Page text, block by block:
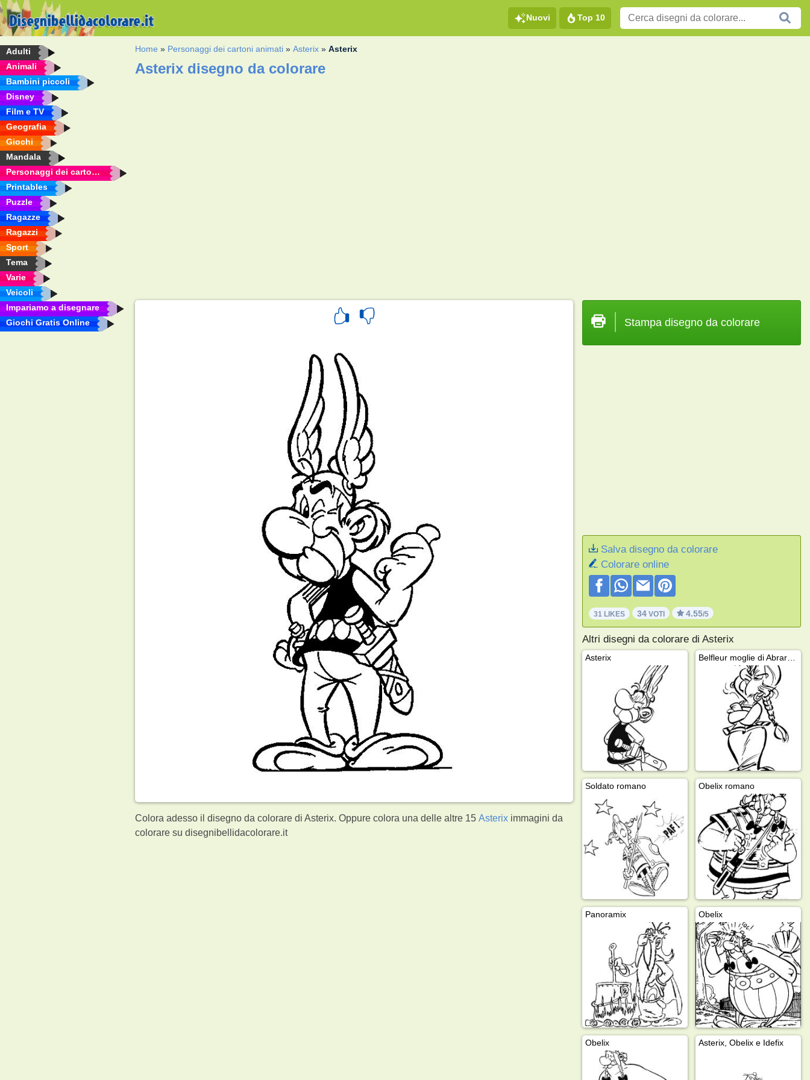
Nuovi Top 10
Adulti
Animali
Bambini piccoli
Disney
Film e TV
Geografia
Giochi
Mandala
Personaggi dei cartoni animati
Printables
Puzzle
Ragazze
Ragazzi
Sport
Tema
Varie
Veicoli
Impariamo a disegnare
Giochi Gratis Online
Home » Personaggi dei cartoni animati »Asterix »Asterix
Asterix disegno da colorare
Colora adesso il disegno da colorare di Asterix. Oppure colora una delle altre 15Asterix immagini da
colorare su disegnibellidacolorare.it
Stampa disegno da colorare
Salva disegno da colorare
Colorare online
31 LIKES 34VOTI 4.55/5
Altri disegni da colorare di Asterix
Asterix Belfleur moglie di Abraracourcix
Soldato romano Obelix romano
Panoramix Obelix
Obelix Asterix, Obelix e Idefix